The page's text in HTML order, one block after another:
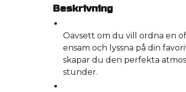
Beskrivning
Oavsett om du vill ordna en
ensam och lyssna på din
skapar du den perfekta
stunder.